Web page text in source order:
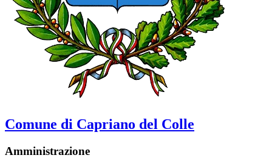
Comune di Capriano del Colle
Amministrazione